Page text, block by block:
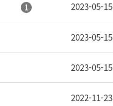
1 2023-05-15
2023-05-15
2023-05-15
2022-11-23